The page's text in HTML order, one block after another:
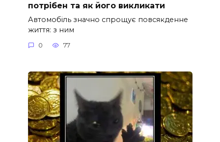
потрібен та як його викликати
Автомобіль значно спрощує повсякденне
життя: з ним
0 77